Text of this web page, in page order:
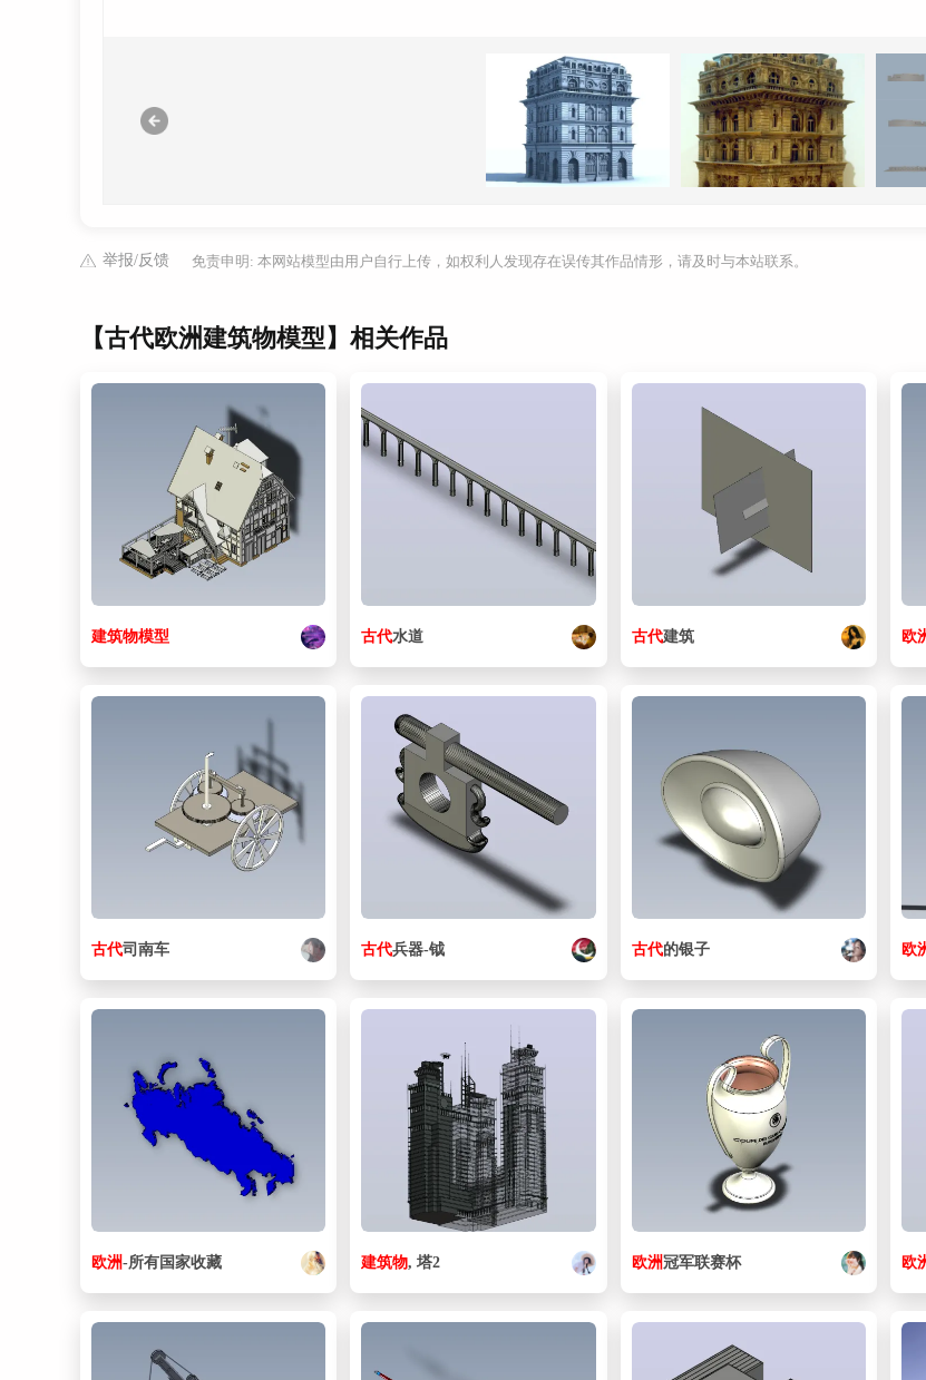
举报/反馈 免责申明: 本网站模型由用户自行上传，如权利人发现存在误传其作品情形，请及时与本站联系。
【古代欧洲建筑物模型】相关作品
建筑物模型 古代水道 古代建筑 欧
古代司南车 古代兵器-钺 古代的银子 欧
欧洲-所有国家收藏 建筑物, 塔2 欧洲冠军联赛杯 欧